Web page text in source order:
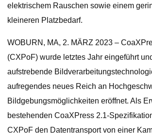
elektrischem Rauschen sowie einem
kleineren Platzbedarf.
WOBURN, MA, 2. MÄRZ 2023 –
(CXPoF) wurde letztes Jahr eingeführt
aufstrebende
aufregendes neues Reich an
Bildgebungsmöglichkeiten eröffnet. Als
bestehenden CoaXPress 2.1-
CXPoF den Datentransport von einer